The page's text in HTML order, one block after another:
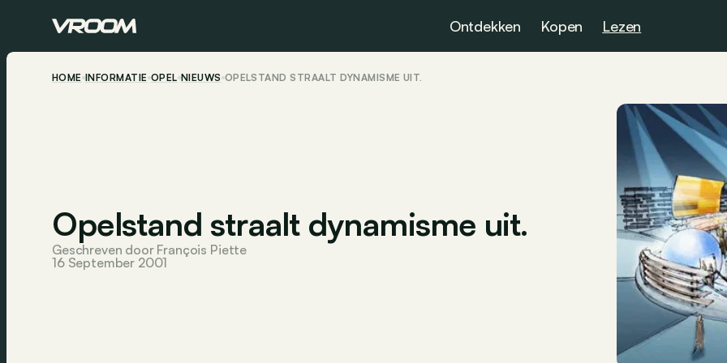
Ontdekken Kopen Lezen
HOME INFORMATIE OPEL NIEUWS OPELSTAND STRAALT DYNAMISME UIT.
Opelstand straalt dynamisme uit.
Geschreven door François Piette
16 September 2001